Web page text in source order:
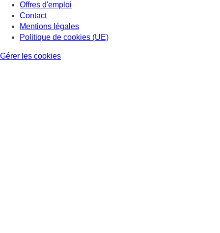
Offres d'emploi
Contact
Mentions légales
Politique de cookies (UE)
Gérer les cookies